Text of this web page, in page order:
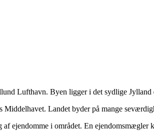
Lufthavn. Byen ligger i det sydlige Jylland
Landet byder på mange
ejendomme i området. En